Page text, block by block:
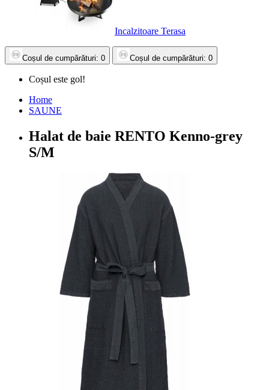
Incalzitoare Terasa
Coșul de cumpărături: 0 Coșul de cumpărături: 0
Coșul este gol!
Home
SAUNE
Halat de baie RENTO Kenno-grey
S/M